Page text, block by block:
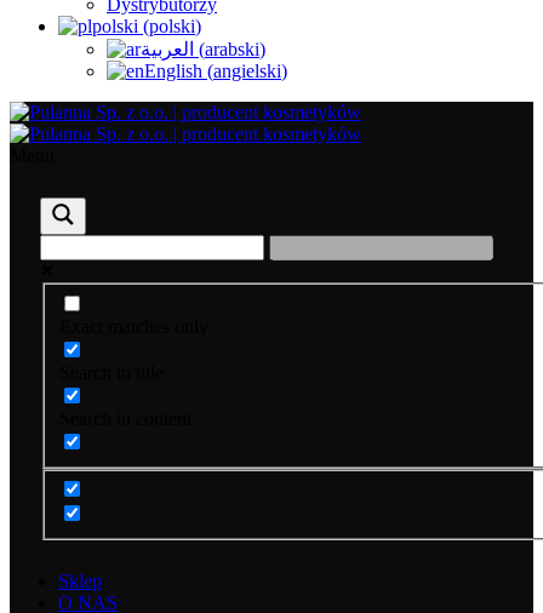
Dystrybutorzy
polski (polski)
العربية (arabski)
English (angielski)
Sklep
O NAS